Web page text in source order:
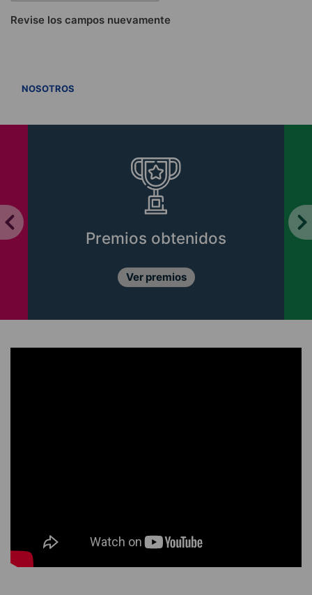
Revise los campos nuevamente
NOSOTROS
Premios obtenidos
Ver premios